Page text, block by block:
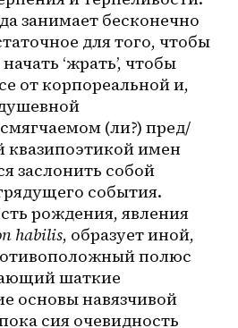
занимает бесконечно
для того, чтобы
начать ‘жрать’, чтобы
от корпореальной и,
(ли?) пред/
квазипоэтикой имен
заслонить собой
события.
habilis, образует иной,
полюс
шаткие
основы навязчивой
сия очевидность